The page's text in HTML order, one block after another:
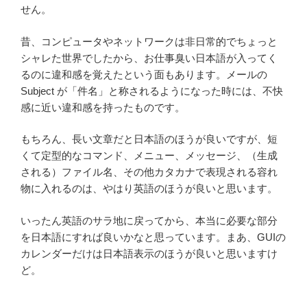
せん。
昔、コンピュータやネットワークは非日常的でちょっと
シャレた世界でしたから、お仕事臭い日本語が入ってく
るのに違和感を覚えたという面もあります。メールの
Subject が「件名」と称されるようになった時には、不快
感に近い違和感を持ったものです。
もちろん、長い文章だと日本語のほうが良いですが、短
くて定型的なコマンド、メニュー、メッセージ、（生成
される）ファイル名、その他カタカナで表現される容れ
物に入れるのは、やはり英語のほうが良いと思います。
いったん英語のサラ地に戻ってから、本当に必要な部分
を日本語にすれば良いかなと思っています。まあ、GUIの
カレンダーだけは日本語表示のほうが良いと思いますけ
ど。